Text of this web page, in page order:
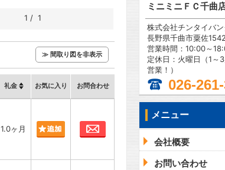
1 / 1
≫ 間取り図を非表示
礼金 お気に入り お問合わせ
1.0ヶ月 お問合わせ
ミニミニＦＣ千曲
株式会社チンタイバン
長野県千曲市粟佐
営業時間：10:00～
定休日：火曜日（1～
営業！）
026-
メニュー
会社概要
お問い合わせ